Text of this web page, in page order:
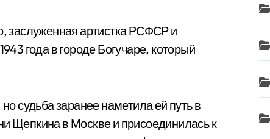
заслуженная артистка РСФСР и
года в городе Богучаре, который
судьба заранее наметила ей путь в
Щепкина в Москве и присоединилась к